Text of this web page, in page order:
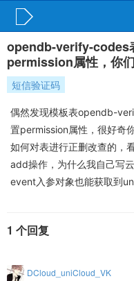
opendb-verify-codes
permission属性，你
短信验证码
偶然发现模板表opendb-
置permission属性，很好奇
如何对表进行正删改查的，
add操作，为什么我自己写
event入参对象也能获取到
1 个回复
DCloud_uniCloud_VK